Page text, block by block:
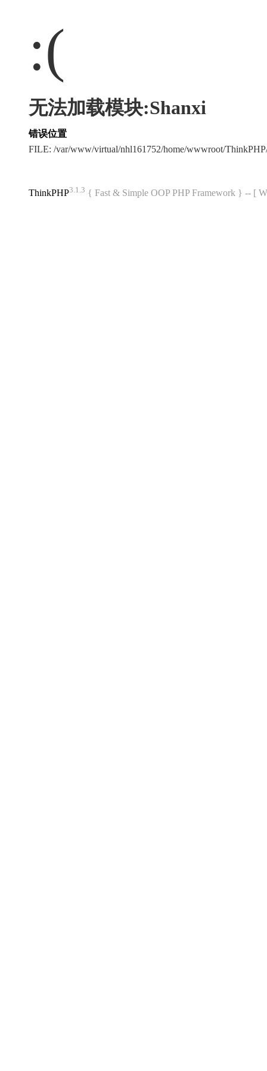
:(
无法加载模块:Shanxi
错误位置
FILE: /var/www/virtual/nhl161752/home/wwwroot/
ThinkPHP3.1.3 { Fast & Simple OOP PHP Framework } -- [